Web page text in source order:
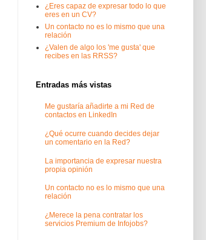
¿Eres capaz de expresar todo lo que
eres en un CV?
Un contacto no es lo mismo que una
relación
¿Valen de algo los 'me gusta' que
recibes en las RRSS?
Entradas más vistas
Me gustaría añadirte a mi Red de
contactos en LinkedIn
¿Qué ocurre cuando decides dejar
un comentario en la Red?
La importancia de expresar nuestra
propia opinión
Un contacto no es lo mismo que una
relación
¿Merece la pena contratar los
servicios Premium de Infojobs?